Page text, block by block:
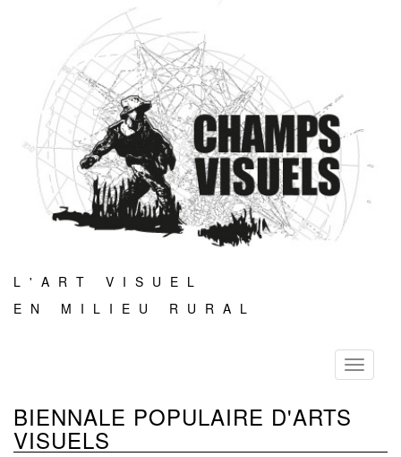
L'ART VISUEL
EN MILIEU RURAL
Toggle
BIENNALE POPULAIRE D'ARTS
VISUELS